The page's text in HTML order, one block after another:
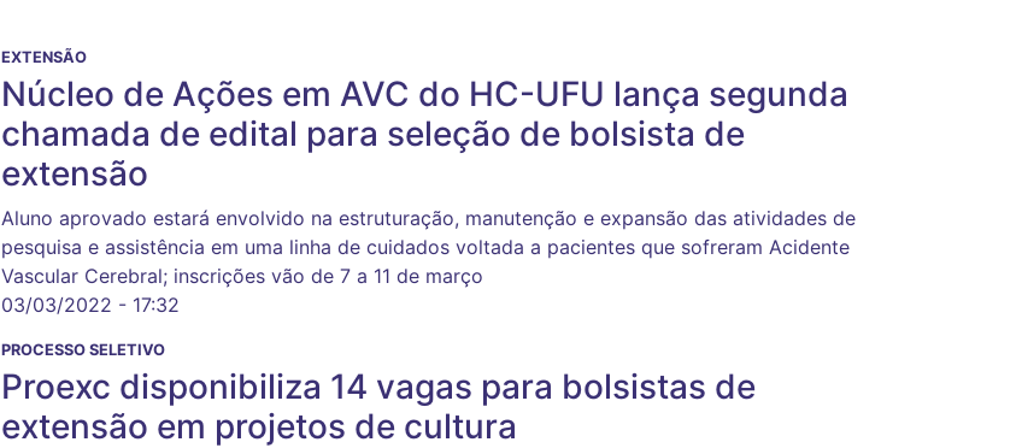
EXTENSÃO
Núcleo de Ações em AVC do HC-UFU lança segunda
chamada de edital para seleção de bolsista de
extensão
Aluno aprovado estará envolvido na estruturação, manutenção e expansão das atividades de
pesquisa e assistência em uma linha de cuidados voltada a pacientes que sofreram Acidente
Vascular Cerebral; inscrições vão de 7 a 11 de março
03/03/2022 - 17:32
PROCESSO SELETIVO
Proexc disponibiliza 14 vagas para bolsistas de
extensão em projetos de cultura